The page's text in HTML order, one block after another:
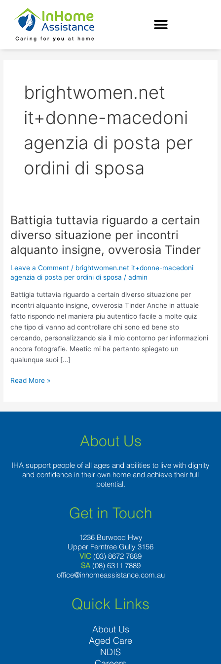
content
brightwomen.net
it+donne-macedoni
agenzia di posta per
ordini di sposa
Battigia tuttavia riguardo a certain
diverso situazione per incontri
alquanto insigne, ovverosia Tinder
Leave a Comment / brightwomen.net it+donne-macedoni
agenzia di posta per ordini di sposa /admin
Battigia tuttavia riguardo a certain diverso situazione per
incontri alquanto insigne, ovverosia Tinder Anche in attuale
fatto rispondo nel maniera piu autentico facile a molte quiz
che tipo di vanno ad controllare chi sono ed bene sto
cercando, personalizzando sia il mio contorno per informazioni
ancora fotografie. Meetic mi ha pertanto spiegato un
qualunque suoi […]
Battigia
tuttavia
riguardo
a
diverso
situazione
per
incontri
alquanto
insigne,
ovverosia
Tinder
Read More »
About Us
IHA support people of all ages and abilities to live with dignity
and confidence in their own home and achieve their full
potential.
Get in Touch
1236 Burwood Hwy
Upper Ferntree Gully 3156
VIC (03) 8672 7889
SA (08) 6311 7889
office@inhomeassistance.com.au
Quick Links
About Us
Aged Care
NDIS